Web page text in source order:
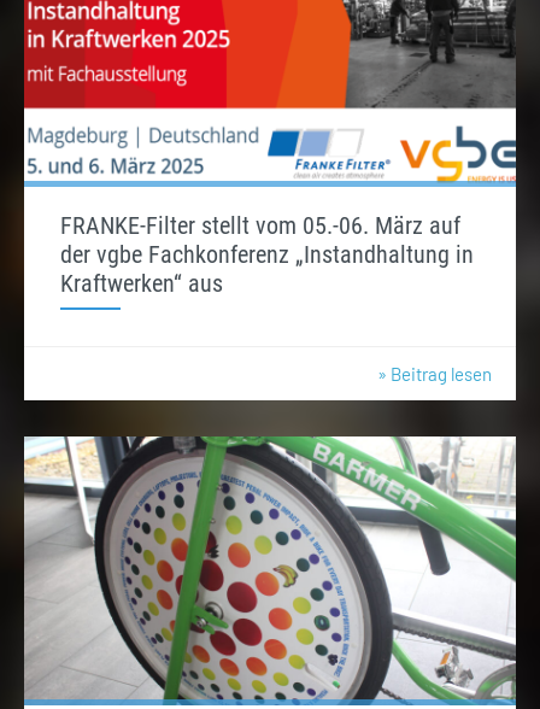
FRANKE-Filter stellt vom 05.-06. März auf
der vgbe Fachkonferenz „Instandhaltung in
Kraftwerken“ aus
» Beitrag lesen